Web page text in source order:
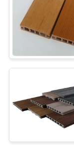
SITEMAP
PRIVACY
POLICY
Koc